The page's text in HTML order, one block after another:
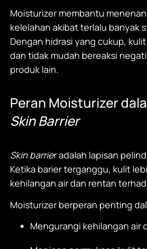
Moisturizer membantu
kelelahan akibat terlalu banyak
Dengan hidrasi yang cukup,
dan tidak mudah bereaksi
produk lain.
PeranMoisturizer
Skin Barrier
Skin barrier adalah lapisan
Ketika barier terganggu, kulit
kehilangan air dan rentan
Moisturizer berperan penting
Mengurangi kehilangan air